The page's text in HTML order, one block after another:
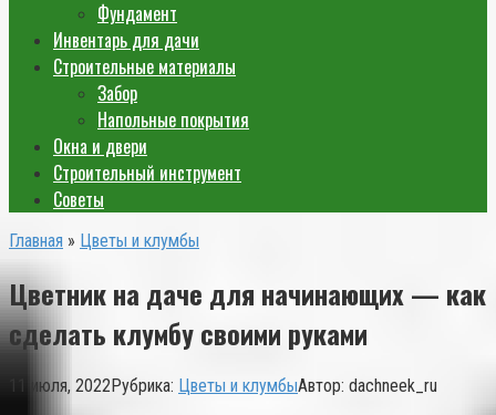
Фундамент
Инвентарь для дачи
Строительные материалы
Забор
Напольные покрытия
Окна и двери
Строительный инструмент
Советы
Главная » Цветы и клумбы
Цветник на даче для начинающих — как
сделать клумбу своими руками
11 июля, 2022Рубрика: Цветы и клумбыАвтор: dachneek_ru